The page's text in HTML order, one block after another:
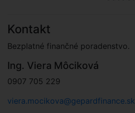
Kontakt
Bezplatné finančné poradenstvo.
Ing. Viera Môciková
0907 705 229
viera.mocikova@gepardfinance.sk